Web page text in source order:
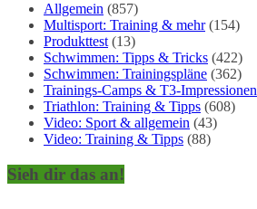
Allgemein (857)
Multisport: Training & mehr(154)
Produkttest (13)
Schwimmen: Tipps & Tricks (422)
Schwimmen: Trainingspläne (362)
Trainings-Camps & T3-Impressionen
Triathlon: Training & Tipps (608)
Video: Sport & allgemein (43)
Video: Training & Tipps (88)
Sieh dir das an!